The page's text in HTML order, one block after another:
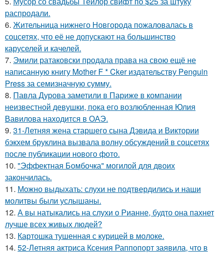
распродали.
6. Жительница нижнего Новгорода пожаловалась в
соцсетях, что её не допускают на большинство
каруселей и качелей.
7. Эмили ратаковски продала права на свою ещё не
написанную книгу Mother F * Cker издательству Penguin
Press за семизначную сумму.
8. Павла Дурова заметили в Париже в компании
неизвестной девушки, пока его возлюбленная Юлия
Вавилова находится в ОАЭ.
9. 31-Летняя жена старшего сына Дэвида и Виктории
бэкхем бруклина вызвала волну обсуждений в соцсетях
после публикации нового фото.
10. "Эффектная Бомбочка" могилой для двоих
закончилась.
11. Можно выдыхать: слухи не подтвердились и наши
молитвы были услышаны.
12. А вы натыкались на слухи о Рианне, будто она пахнет
лучше всех живых людей?
13. Картошка тушенная с курицей в молоке.
14. 52-Летняя актриса Ксения Раппопорт заявила, что в